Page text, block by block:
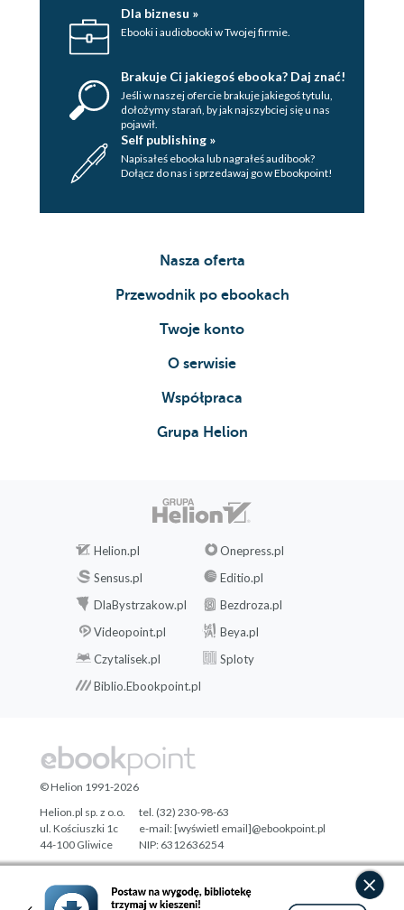
Dla biznesu »
Ebooki i audiobooki w Twojej firmie.
Brakuje Ci jakiegoś ebooka? Daj znać!
Jeśli w naszej ofercie brakuje jakiegoś tytulu,
dołożymy starań, by jak najszybciej się u nas
pojawił.
Self publishing »
Napisałeś ebooka lub nagrałeś audibook?
Dołącz do nas i sprzedawaj go w Ebookpoint!
Nasza oferta
Przewodnik po ebookach
Twoje konto
O serwisie
Współpraca
Grupa Helion
Helion.pl
Onepress.pl
Sensus.pl
Editio.pl
DlaBystrzakow.pl
Bezdroza.pl
Videopoint.pl
Beya.pl
Czytalisek.pl
Sploty
Biblio.Ebookpoint.pl
Designed with ♥ byTonik.pl
© Helion 1991-2026
Helion.pl sp. z o.o.
ul. Kościuszki 1c
44-100 Gliwice
tel. (32) 230-98-63
e-mail:[wyświetl email]@ebookpoint.pl
NIP: 6312636254
Regon: 241989027